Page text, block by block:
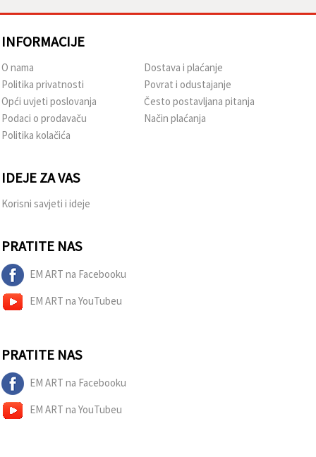
INFORMACIJE
O nama
Politika privatnosti
Opći uvjeti poslovanja
Podaci o prodavaču
Politika kolačića
Dostava i plaćanje
Povrat i odustajanje
Često postavljana pitanja
Način plaćanja
IDEJE ZA VAS
Korisni savjeti i ideje
PRATITE NAS
EM ART na Facebooku
EM ART na YouTubeu
PRATITE NAS
EM ART na Facebooku
EM ART na YouTubeu